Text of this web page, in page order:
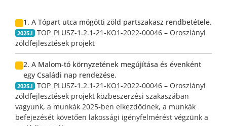
1. A Tópart utca mögötti zöld partszakasz rendbetétele.
2025.I
TOP_PLUSZ-1.2.1-21-KO1-2022-00046 – Oroszlányi
zöldfejlesztések projekt
2. A Malom-tó környzetének megújítása és évenként
egy Családi nap rendezése.
2025.I
TOP_PLUSZ-1.2.1-21-KO1-2022-00046 – Oroszlányi
zöldfejlesztések projekt közbeszerzési szakaszában
vagyunk, a munkák 2025-ben elkezdődnek, a munkák
befejezését követően lakossági igényfelmérést végzünk a